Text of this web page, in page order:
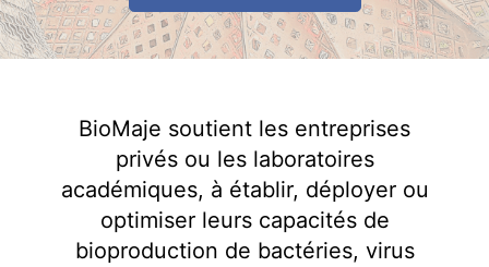
BioMaje soutient les entreprises
privés ou les laboratoires
académiques, à établir, déployer ou
optimiser leurs capacités de
bioproduction de bactéries, virus